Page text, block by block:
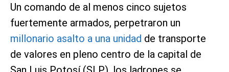
Un comando de al menos cinco sujetos
fuertemente armados, perpetraron un
millonario asalto a una unidad de transporte
de valores en pleno centro de la capital de